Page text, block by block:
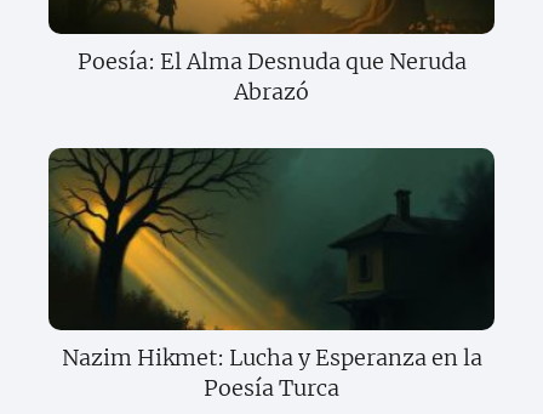
Poesía: El Alma Desnuda que Neruda
Abrazó
Nazim Hikmet: Lucha y Esperanza en la
Poesía Turca